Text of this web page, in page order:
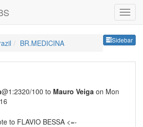
Sidebar
BR.MEDICINA
@1:2320/100 to Mauro Veiga on Mon
to FLAVIO BESSA <=-